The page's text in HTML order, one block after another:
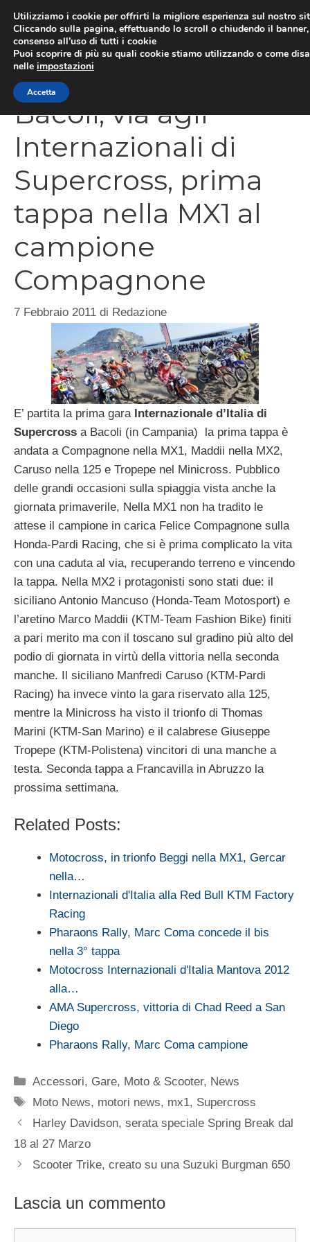
contenuto
Bacoli, via agli
Internazionali di
Supercross, prima
tappa nella MX1 al
campione
Compagnone
7 Febbraio 2011 di Redazione
E’ partita la prima gara Internazionale d’Italia di
Supercross a Bacoli (in Campania) la prima tappa è
andata a Compagnone nella MX1, Maddii nella MX2,
Caruso nella 125 e Tropepe nel Minicross. Pubblico
delle grandi occasioni sulla spiaggia vista anche la
giornata primaverile, Nella MX1 non ha tradito le
attese il campione in carica Felice Compagnone sulla
Honda-Pardi Racing, che si è prima complicato la vita
con una caduta al via, recuperando terreno e vincendo
la tappa. Nella MX2 i protagonisti sono stati due: il
siciliano Antonio Mancuso (Honda-Team Motosport) e
l’aretino Marco Maddii (KTM-Team Fashion Bike) finiti
a pari merito ma con il toscano sul gradino più alto del
podio di giornata in virtù della vittoria nella seconda
manche. Il siciliano Manfredi Caruso (KTM-Pardi
Racing) ha invece vinto la gara riservato alla 125,
mentre la Minicross ha visto il trionfo di Thomas
Marini (KTM-San Marino) e il calabrese Giuseppe
Tropepe (KTM-Polistena) vincitori di una manche a
testa. Seconda tappa a Francavilla in Abruzzo la
prossima settimana.
Related Posts:
Motocross, in trionfo Beggi nella MX1, Gercar
nella…
Internazionali d'Italia alla Red Bull KTM Factory
Racing
Pharaons Rally, Marc Coma concede il bis
nella 3° tappa
Motocross Internazionali d'Italia Mantova 2012
alla…
AMA Supercross, vittoria di Chad Reed a San
Diego
Pharaons Rally, Marc Coma campione
Categorie
Accessori, Gare, Moto & Scooter, News
Tag
Moto News, motori news, mx1, Supercross
Harley Davidson, serata speciale Spring Break dal
18 al 27 Marzo
Scooter Trike, creato su una Suzuki Burgman 650
Lascia un commento
Utilizziamo i cookie per offrirti la migliore esperienza sul nostro
Cliccando sulla pagina, effettuando lo scroll o chiudendo il
consenso all’uso di tutti i cookie
Puoi scoprire di più su quali cookie stiamo utilizzando o come
nelle impostazioni
Accetta